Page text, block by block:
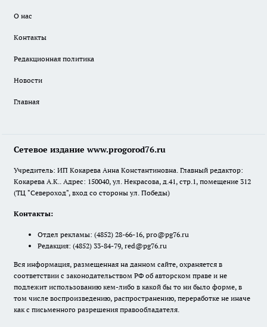
О нас
Контакты
Редакционная политика
Новости
Главная
Сетевое издание www.progorod76.ru
Учредитель: ИП Кокарева Анна Константиновна. Главный редактор:
Кокарева А.К.. Адрес: 150040, ул. Некрасова, д.41, стр.1, помещение 312
(ТЦ "Североход", вход со стороны ул. Победы)
Контакты:
Отдел рекламы: (4852) 28-66-16, pro@pg76.ru
Редакция: (4852) 33-84-79, red@pg76.ru
Вся информация, размещенная на данном сайте, охраняется в
соответствии с законодательством РФ об авторском праве и не
подлежит использованию кем-либо в какой бы то ни было форме, в
том числе воспроизведению, распространению, переработке не иначе
как с письменного разрешения правообладателя.